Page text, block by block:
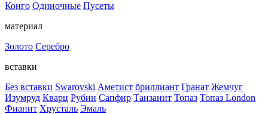
Конго Одиночные Пусеты
материал
Золото Серебро
вставки
Без вставки Swarovski Аметист бриллиант Гранат Жемчуг
Изумруд Кварц Рубин Сапфир Танзанит Топаз Топаз London
Фианит Хрусталь Эмаль